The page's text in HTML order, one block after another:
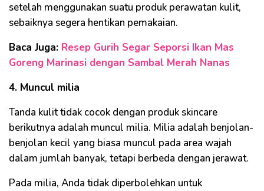
setelah menggunakan suatu produk perawatan kulit,
sebaiknya segera hentikan pemakaian.
Baca Juga: Resep Gurih Segar Seporsi Ikan Mas
Goreng Marinasi dengan Sambal Merah Nanas
4. Muncul milia
Tanda kulit tidak cocok dengan produk skincare
berikutnya adalah muncul milia. Milia adalah benjolan-
benjolan kecil yang biasa muncul pada area wajah
dalam jumlah banyak, tetapi berbeda dengan jerawat.
Pada milia, Anda tidak diperbolehkan untuk